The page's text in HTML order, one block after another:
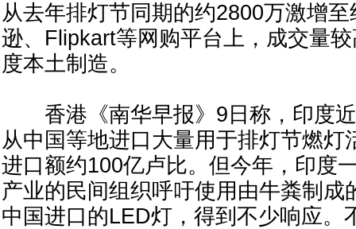
从去年排灯节同期的约2800万激增
逊、Flipkart等网购平台上，成交量
度本土制造。
香港《南华早报》9日称，印度近
从中国等地进口大量用于排灯节燃灯
进口额约100亿卢比。但今年，印度
产业的民间组织呼吁使用由牛粪制成
中国进口的LED灯，得到不少响应。